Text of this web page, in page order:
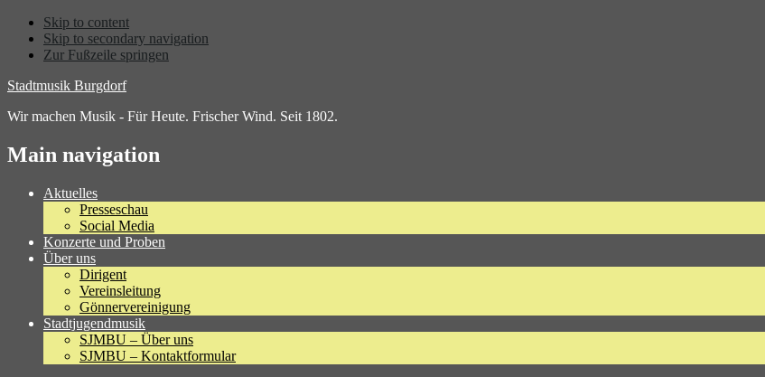
Skip to content
Skip to secondary navigation
Zur Fußzeile springen
Stadtmusik Burgdorf
Wir machen Musik - Für Heute. Frischer Wind. Seit 1802.
Main navigation
Aktuelles
Presseschau
Social Media
Konzerte und Proben
Über uns
Dirigent
Vereinsleitung
Gönnervereinigung
Stadtjugendmusik
SJMBU – Über uns
SJMBU – Kontaktformular